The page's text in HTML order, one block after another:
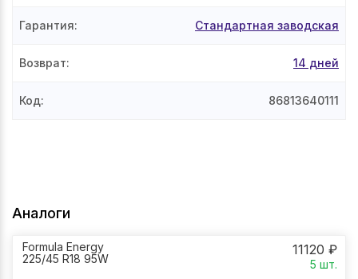
Гарантия: Стандартная заводская
Возврат: 14 дней
Код: 86813640111
Аналоги
Formula Energy
225/45 R18 95W
11120 ₽
5 шт.